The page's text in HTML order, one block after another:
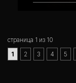
страница 1 из 10
1
2 3 4 5